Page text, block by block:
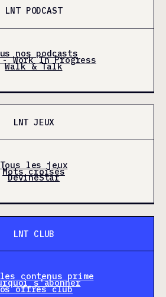
LNT PODCAST
nos podcasts
- Work In Progress
Walk & Talk
LNT JEUX
Tous les jeux
Mots croisés
DevineStar
LNT CLUB
contenus prime
s'abonner
offres club